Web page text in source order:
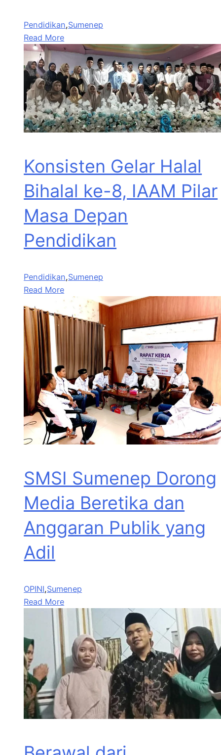
Pendidikan,Sumenep
Read More
Konsisten Gelar Halal
Bihalal ke-8, IAAM Pilar
Masa Depan
Pendidikan
Pendidikan,Sumenep
Read More
SMSI Sumenep Dorong
Media Beretika dan
Anggaran Publik yang
Adil
OPINI,Sumenep
Read More